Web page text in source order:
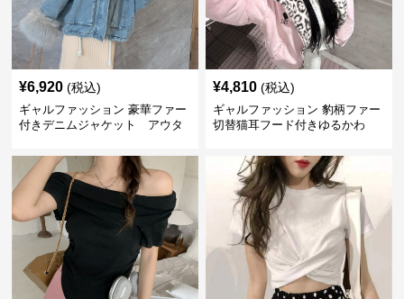
¥6,920 (税込)
ギャルファッション 豪華ファー
付きデニムジャケット アウタ
¥4,810 (税込)
ギャルファッション 豹柄ファー
切替猫耳フード付きゆるかわ